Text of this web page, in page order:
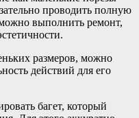
проводить полную
выполнить ремонт,
размеров, можно
действий для его
багет, который